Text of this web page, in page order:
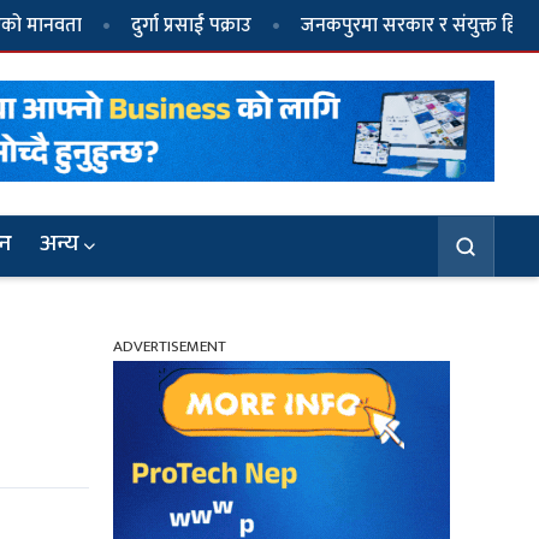
दुर्गा प्रसाईं पक्राउ जनकपुरमा सरकार र संयुक्त हिन्दु मोर्चाबीच
अन्य
मिथिलाञ्चलमा आस्था र परम्पराको संगम :
अग्निपरीक्षासहित विधिवत् मनाइँदै मधुश्रावणी पर्व
६ जनकपुरमा सरकार र संयुक्त हिन्दु मोर्चाबीच
ADVERTISEMENT